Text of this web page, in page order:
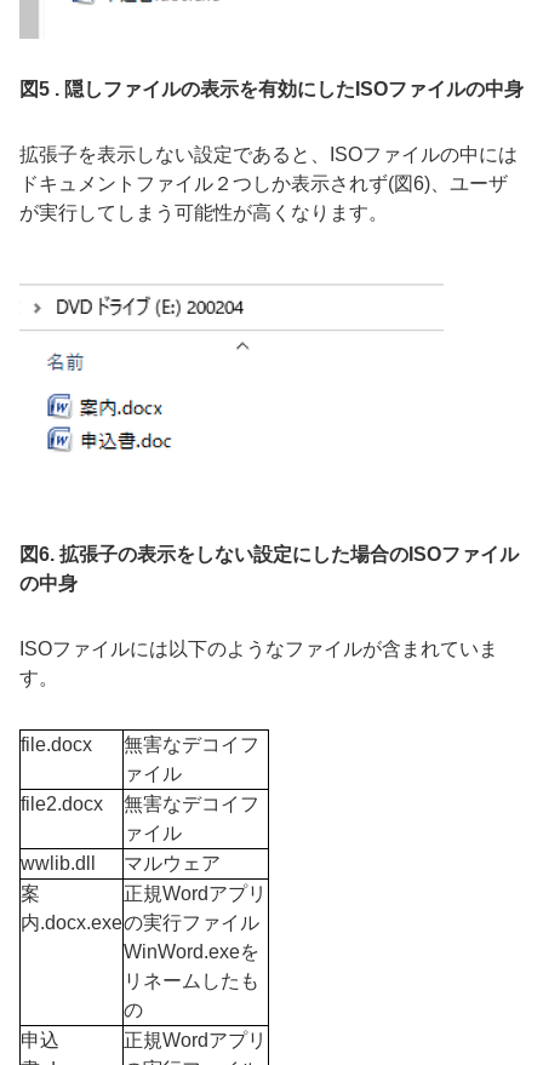
図5 . 隠しファイルの表示を有効にしたISOファイルの中身
拡張子を表示しない設定であると、ISOファイルの中には
ドキュメントファイル２つしか表示されず(図6)、ユーザ
が実行してしまう可能性が高くなります。
図6. 拡張子の表示をしない設定にした場合のISOファイル
の中身
ISOファイルには以下のようなファイルが含まれていま
す。
file.docx
無害なデコイフ
ァイル
file2.docx
無害なデコイフ
ァイル
wwlib.dll
マルウェア
案
内.docx.exe
正規Wordアプリ
の実行ファイル
WinWord.exeを
リネームしたも
の
申込
正規Wordアプリ